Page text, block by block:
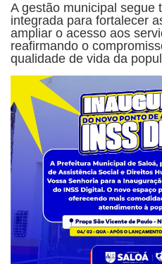
A gestão municipal segue
integrada para fortalecer
ampliar o acesso aos
reafirmando o
qualidade de vida da